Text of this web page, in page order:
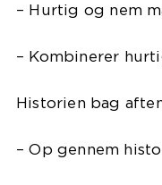
– Hurtig og nem
– Kombinerer
Historien bag
– Op gennem